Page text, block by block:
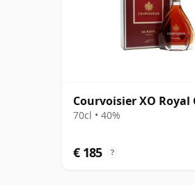
Courvoisier XO Royal
70cl • 40%
€ 185 ?